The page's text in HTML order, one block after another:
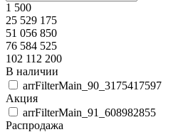
1 500
25 529 175
51 056 850
76 584 525
102 112 200
В наличии
arrFilterMain_90_3175417597
Акция
arrFilterMain_91_608982855
Распродажа